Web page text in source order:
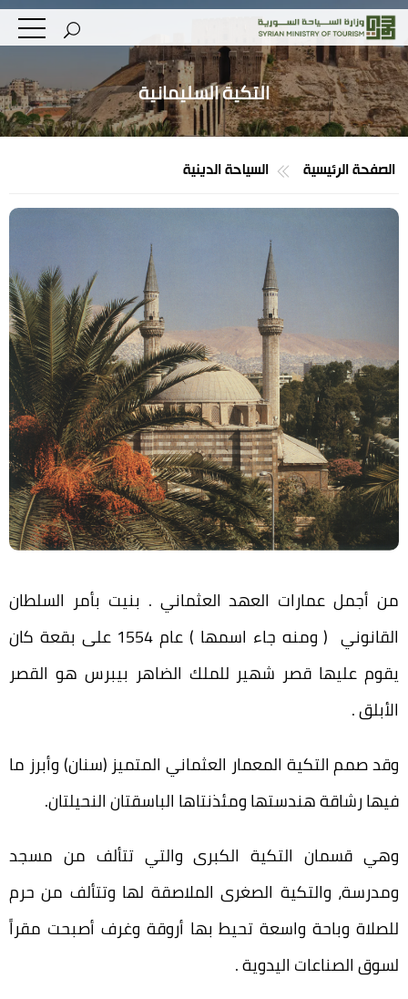
التكية السليمانية
الصفحة الرئيسية السياحة الدينية
من أجمل عمارات العهد العثماني . بنيت بأمر السلطان
القانوني ( ومنه جاء اسمها ) عام 1554 على بقعة كان
يقوم عليها قصر شهير للملك الضاهر بيبرس هو القصر
الأبلق .
وقد صمم التكية المعمار العثماني المتميز (سنان) وأبرز ما
فيها رشاقة هندستها ومئذنتاها الباسقتان النحيلتان.
وهي قسمان التكية الكبرى والتي تتألف من مسجد
ومدرسة، والتكية الصغرى الملاصقة لها وتتألف من حرم
للصلاة وباحة واسعة تحيط بها أروقة وغرف أصبحت مقراً
لسوق الصناعات اليدوية .